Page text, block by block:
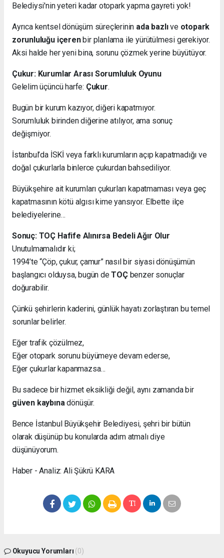
Belediysi'nin yeteri kadar otopark yapma gayreti yok!
Ayrıca kentsel dönüşüm süreçlerinin ada bazlıve otopark
zorunluluğu içerenbir planlama ile yürütülmesi gerekiyor.
Aksi halde her yeni bina, sorunu çözmek yerine büyütüyor.
Çukur: Kurumlar Arası Sorumluluk Oyunu
Gelelim üçüncü harfe: Çukur.
Bugün bir kurum kazıyor, diğeri kapatmıyor.
Sorumluluk birinden diğerine atılıyor, ama sonuç
değişmiyor.
İstanbul’da İSKİ veya farklı kurumların açıp kapatmadığı ve
doğal çukurlarla binlerce çukurdan bahsediliyor.
Büyükşehire ait kurumları çukurları kapatmaması veya geç
kapatmasının kötü algısı kime yansıyor. Elbette ilçe
belediyelerine…
Sonuç: TOÇ Hafife Alınırsa Bedeli Ağır Olur
Unutulmamalıdır ki;
1994’te “Çöp, çukur, çamur” nasıl bir siyasi dönüşümün
başlangıcı olduysa, bugün deTOÇbenzer sonuçlar
doğurabilir.
Çünkü şehirlerin kaderini, günlük hayatı zorlaştıran bu temel
sorunlar belirler.
Eğer trafik çözülmez,
Eğer otopark sorunu büyümeye devam ederse,
Eğer çukurlar kapanmazsa…
Bu sadece bir hizmet eksikliği değil, aynı zamanda bir
güven kaybınadönüşür.
Bence İstanbul Büyükşehir Belediyesi, şehri bir bütün
olarak düşünüp bu konularda adım atmalı diye
düşünüyorum.
Haber - Analiz: Ali Şükrü KARA
Okuyucu Yorumları (0)